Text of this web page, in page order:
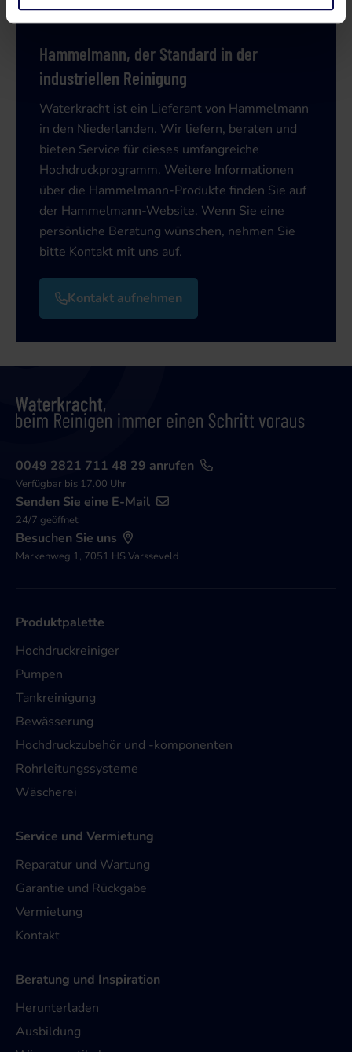
Hammelmann, der Standard in der
industriellen Reinigung
Waterkracht ist ein Lieferant von Hammelmann
in den Niederlanden. Wir liefern, beraten und
bieten Service für dieses umfangreiche
Hochdruckprogramm. Weitere Informationen
über die Hammelmann-Produkte finden Sie auf
der Hammelmann-Website. Wenn Sie eine
persönliche Beratung wünschen, nehmen Sie
bitte Kontakt mit uns auf.
Kontakt aufnehmen
0049 2821 711 48 29 anrufen
Verfügbar bis 17.00 Uhr
Senden Sie eine E-Mail
24/7 geöffnet
Besuchen Sie uns
Markenweg 1, 7051 HS Varsseveld
Produktpalette
Hochdruckreiniger
Pumpen
Tankreinigung
Bewässerung
Hochdruckzubehör und -komponenten
Rohrleitungssysteme
Wäscherei
Service und Vermietung
Reparatur und Wartung
Garantie und Rückgabe
Vermietung
Kontakt
Beratung und Inspiration
Herunterladen
Ausbildung